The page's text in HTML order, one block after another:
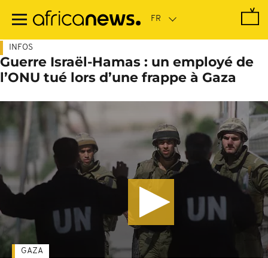
contenu
INFOS
Guerre Israël-Hamas : un employé de
l’ONU tué lors d’une frappe à Gaza
GAZA